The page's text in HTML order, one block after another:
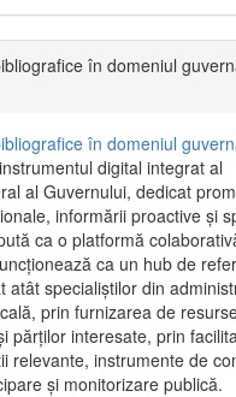
în domeniul
în domeniul
digital integrat al
al Guvernului, dedicat
informării proactive și
ca o platformă
ca un hub de
atât specialiștilor din
prin furnizarea de
părților interesate, prin
relevante, instrumente de
și monitorizare publică.